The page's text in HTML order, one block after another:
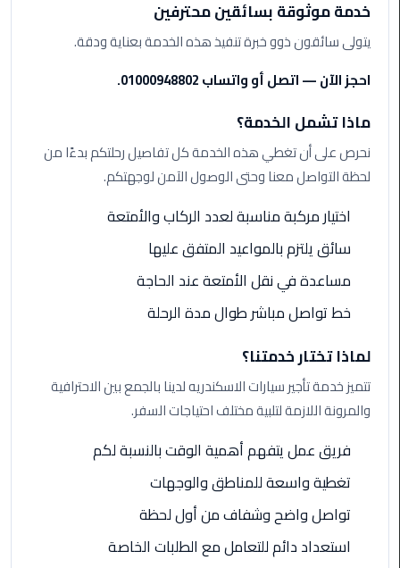
مرسيدس
ايجار
فى
ليموزين
مطار
الجديدة
ليموزين
الاسكندريه
السويس
تاكسي
المطار
الاسكندريه
الشيخ
تاكسي
مطار
خدمة موثوقة بسائقين محترفين
يتولى سائقون ذوو خبرة تنفيذ هذه الخدمة بعناية ودقة.
احجز الآن — اتصل أو واتساب 01000948802.
ماذا تشمل الخدمة؟
نحرص على أن تغطي هذه الخدمة كل تفاصيل رحلتكم بدءًا من
لحظة التواصل معنا وحتى الوصول الآمن لوجهتكم.
اختيار مركبة مناسبة لعدد الركاب والأمتعة
سائق يلتزم بالمواعيد المتفق عليها
مساعدة في نقل الأمتعة عند الحاجة
خط تواصل مباشر طوال مدة الرحلة
لماذا تختار خدمتنا؟
تتميز خدمة تأجير سيارات الاسكندريه لدينا بالجمع بين الاحترافية
والمرونة اللازمة لتلبية مختلف احتياجات السفر.
فريق عمل يتفهم أهمية الوقت بالنسبة لكم
تغطية واسعة للمناطق والوجهات
تواصل واضح وشفاف من أول لحظة
استعداد دائم للتعامل مع الطلبات الخاصة